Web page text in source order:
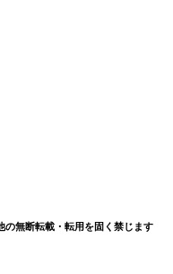
の無断転載・転用を固く禁じます